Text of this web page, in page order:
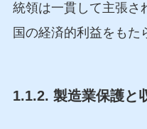
統領は一貫して主張さ
国の経済的利益をもた
1.1.2. 製造業保護と